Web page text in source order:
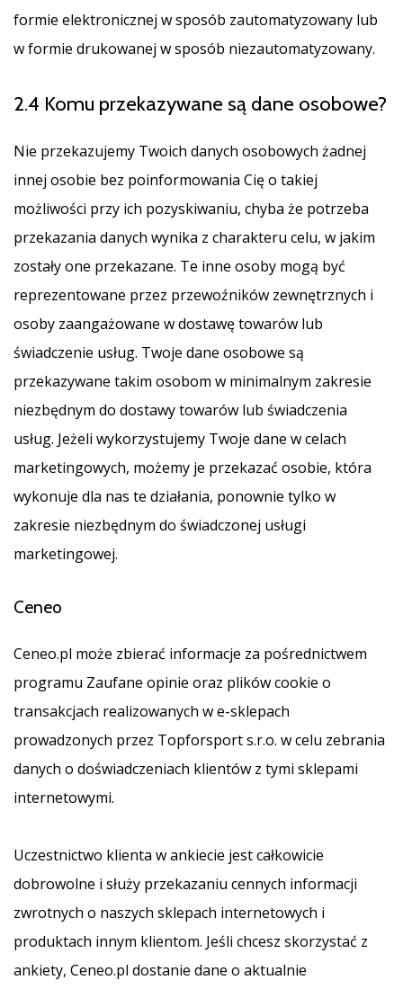
formie elektronicznej w sposób zautomatyzowany lub
w formie drukowanej w sposób niezautomatyzowany.
2.4 Komu przekazywane są dane osobowe?
Nie przekazujemy Twoich danych osobowych żadnej
innej osobie bez poinformowania Cię o takiej
możliwości przy ich pozyskiwaniu, chyba że potrzeba
przekazania danych wynika z charakteru celu, w jakim
zostały one przekazane. Te inne osoby mogą być
reprezentowane przez przewoźników zewnętrznych i
osoby zaangażowane w dostawę towarów lub
świadczenie usług. Twoje dane osobowe są
przekazywane takim osobom w minimalnym zakresie
niezbędnym do dostawy towarów lub świadczenia
usług. Jeżeli wykorzystujemy Twoje dane w celach
marketingowych, możemy je przekazać osobie, która
wykonuje dla nas te działania, ponownie tylko w
zakresie niezbędnym do świadczonej usługi
marketingowej.
Ceneo
Ceneo.pl może zbierać informacje za pośrednictwem
programu Zaufane opinie oraz plików cookie o
transakcjach realizowanych w e-sklepach
prowadzonych przez Topforsport s.r.o. w celu zebrania
danych o doświadczeniach klientów z tymi sklepami
internetowymi.
Uczestnictwo klienta w ankiecie jest całkowicie
dobrowolne i służy przekazaniu cennych informacji
zwrotnych o naszych sklepach internetowych i
produktach innym klientom. Jeśli chcesz skorzystać z
ankiety, Ceneo.pl dostanie dane o aktualnie